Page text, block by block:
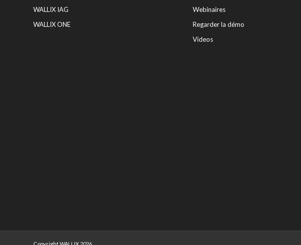
WALLIX IAG
WALLIX ONE
Webinaires
Regarder la démo
Videos
Copyright WALLIX 2026